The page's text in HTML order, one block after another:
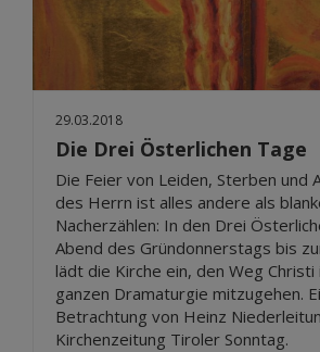
29.03.2018
Die Drei Österlichen Tage
Die Feier von Leiden, Sterben und
des Herrn ist alles andere als
Nacherzählen: In den Drei
Abend des Gründonnerstags bis
lädt die Kirche ein, den Weg Christi
ganzen Dramaturgie mitzugehen.
Betrachtung von Heinz
Kirchenzeitung Tiroler Sonntag.